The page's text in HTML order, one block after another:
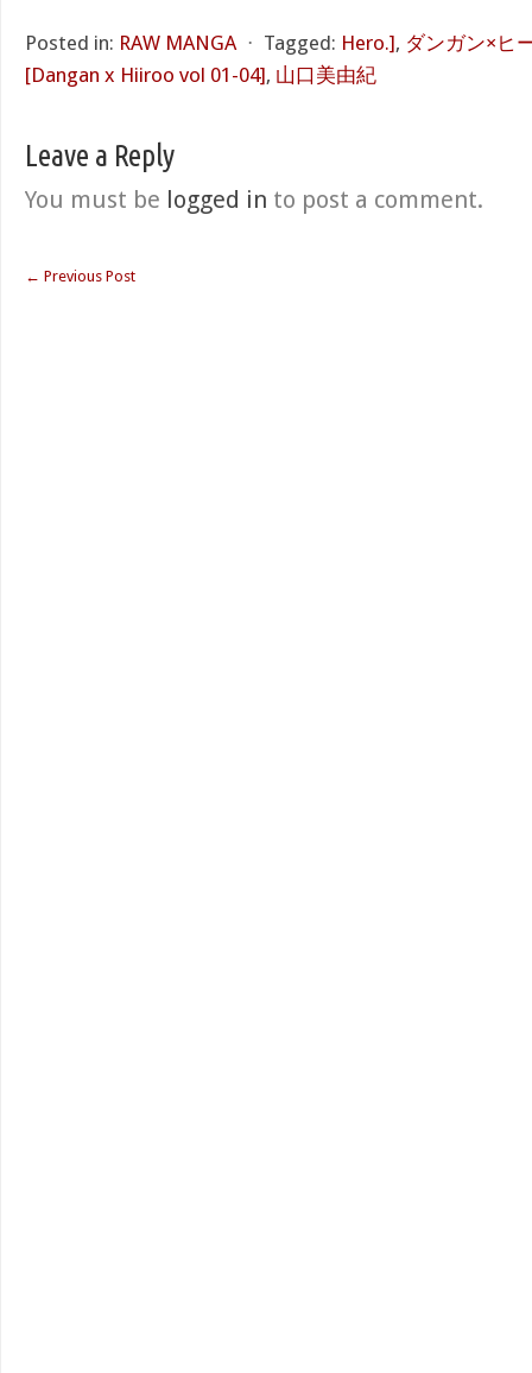
Posted in: RAW MANGA ⋅ Tagged: Hero.], ダンガン×ヒ
[Dangan x Hiiroo vol 01-04], 山口美由紀
Leave a Reply
You must be logged in to post a comment.
← Previous Post